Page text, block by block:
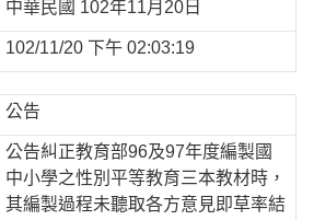
中華民國 102年11月20日
102/11/20 下午 02:03:19
公告
公告糾正教育部96及97年度編製國
中小學之性別平等教育三本教材時，
其編製過程未聽取各方意見即草率結